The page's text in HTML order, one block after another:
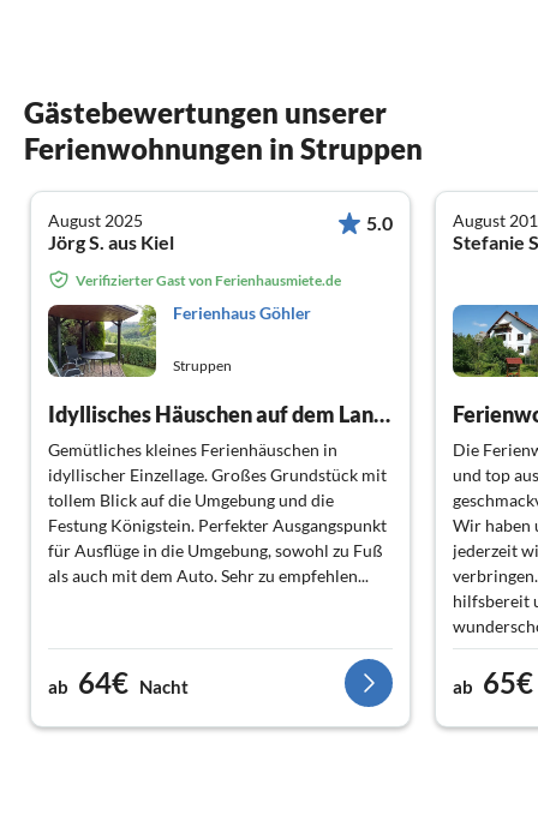
Gästebewertungen unserer
Ferienwohnungen in Struppen
August 2025
Jörg S. aus Kiel
5.0
Verifizierter Gast von Ferienhausmiete.de
Ferienhaus Göhler
Struppen
Idyllisches Häuschen auf dem Lande
Gemütliches kleines Ferienhäuschen in
idyllischer Einzellage. Großes Grundstück mit
tollem Blick auf die Umgebung und die
Festung Königstein. Perfekter Ausgangspunkt
für Ausflüge in die Umgebung, sowohl zu Fuß
als auch mit dem Auto. Sehr zu empfehlen...
ab 64€ Nacht
August
Stefanie
Die
und top
Wir haben
jederzeit
hilfsbereit
ab 65€